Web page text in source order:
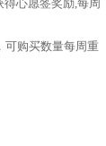
心愿签奖励,每周
可购买数量每周重